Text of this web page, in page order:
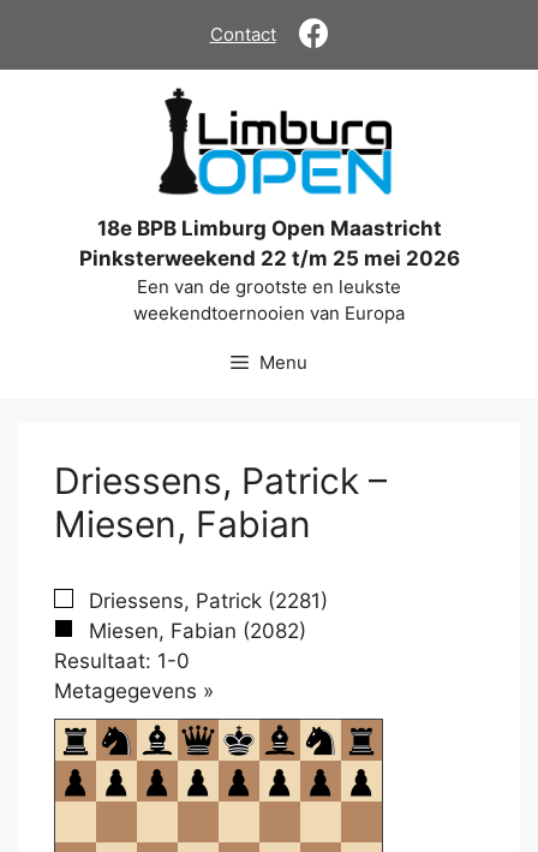
de
Contact
18e BPB Limburg Open Maastricht
Pinksterweekend 22 t/m 25 mei 2026
Een van de grootste en leukste
weekendtoernooien van Europa
Menu
Driessens, Patrick –
Miesen, Fabian
Driessens, Patrick (2281)
Miesen, Fabian (2082)
Resultaat: 1-0
Metagegevens »
om
te
openen.